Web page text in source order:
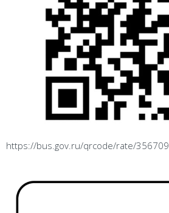
https://bus.gov.ru/qrcode/rate/356709